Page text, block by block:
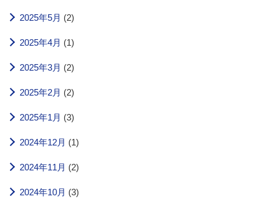
2025年5月 (2)
2025年4月 (1)
2025年3月 (2)
2025年2月 (2)
2025年1月 (3)
2024年12月 (1)
2024年11月 (2)
2024年10月 (3)